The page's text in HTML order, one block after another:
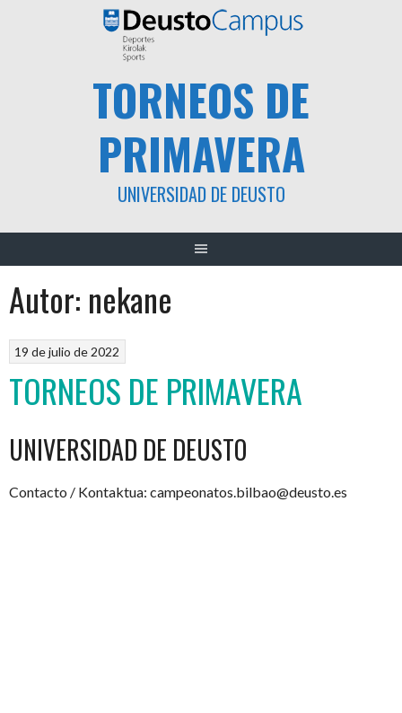
TORNEOS DE
PRIMAVERA
UNIVERSIDAD DE DEUSTO
Autor: nekane
19 de julio de 2022
TORNEOS DE PRIMAVERA
UNIVERSIDAD DE DEUSTO
Contacto / Kontaktua: campeonatos.bilbao@deusto.es